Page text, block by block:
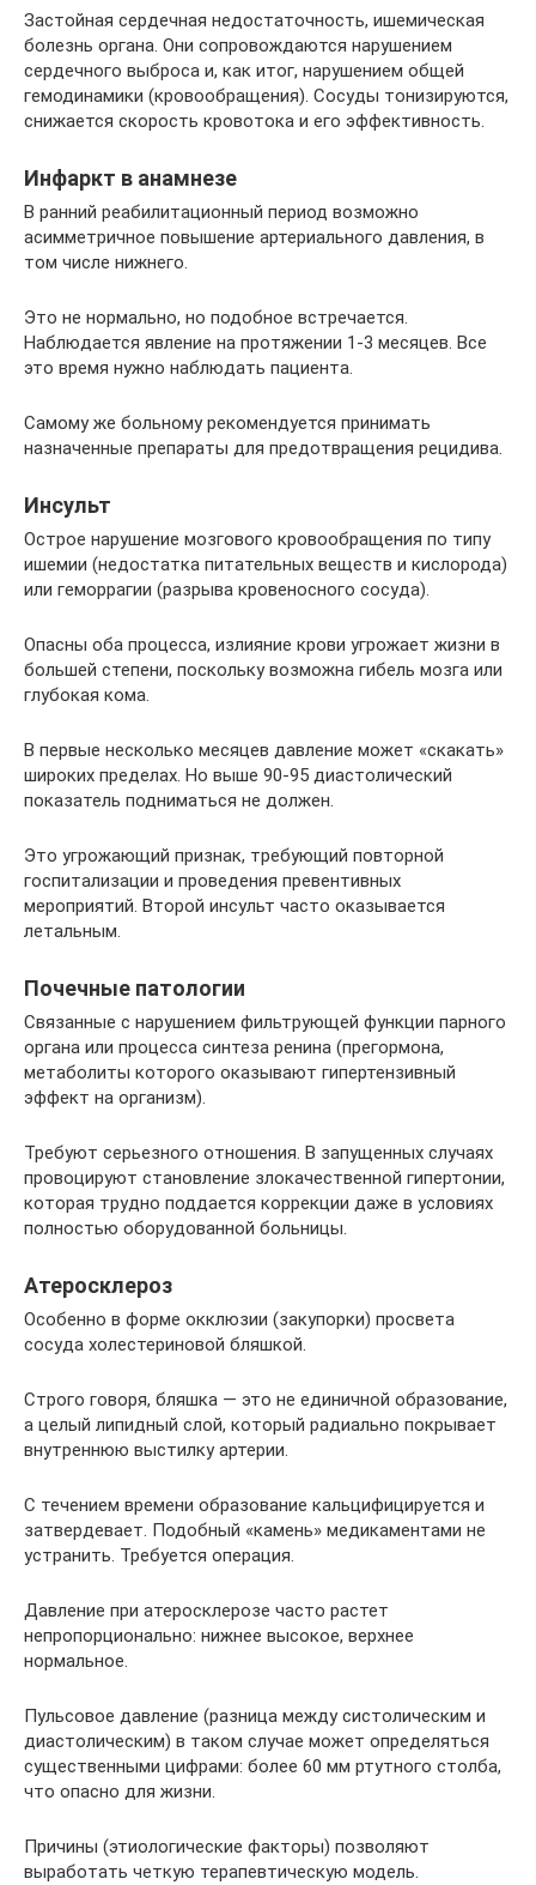
Застойная сердечная недостаточность, ишемическая
болезнь органа. Они сопровождаются нарушением
сердечного выброса и, как итог, нарушением общей
гемодинамики (кровообращения). Сосуды тонизируются,
снижается скорость кровотока и его эффективность.
Инфаркт в анамнезе
В ранний реабилитационный период возможно
асимметричное повышение артериального давления, в
том числе нижнего.
Это не нормально, но подобное встречается.
Наблюдается явление на протяжении 1-3 месяцев. Все
это время нужно наблюдать пациента.
Самому же больному рекомендуется принимать
назначенные препараты для предотвращения рецидива.
Инсульт
Острое нарушение мозгового кровообращения по типу
ишемии (недостатка питательных веществ и кислорода)
или геморрагии (разрыва кровеносного сосуда).
Опасны оба процесса, излияние крови угрожает жизни в
большей степени, поскольку возможна гибель мозга или
глубокая кома.
В первые несколько месяцев давление может «скакать»
широких пределах. Но выше 90-95 диастолический
показатель подниматься не должен.
Это угрожающий признак, требующий повторной
госпитализации и проведения превентивных
мероприятий. Второй инсульт часто оказывается
летальным.
Почечные патологии
Связанные с нарушением фильтрующей функции парного
органа или процесса синтеза ренина (прегормона,
метаболиты которого оказывают гипертензивный
эффект на организм).
Требуют серьезного отношения. В запущенных случаях
провоцируют становление злокачественной гипертонии,
которая трудно поддается коррекции даже в условиях
полностью оборудованной больницы.
Атеросклероз
Особенно в форме окклюзии (закупорки) просвета
сосуда холестериновой бляшкой.
Строго говоря, бляшка — это не единичной образование,
а целый липидный слой, который радиально покрывает
внутреннюю выстилку артерии.
С течением времени образование кальцифицируется и
затвердевает. Подобный «камень» медикаментами не
устранить. Требуется операция.
Давление при атеросклерозе часто растет
непропорционально: нижнее высокое, верхнее
нормальное.
Пульсовое давление (разница между систолическим и
диастолическим) в таком случае может определяться
существенными цифрами: более 60 мм ртутного столба,
что опасно для жизни.
Причины (этиологические факторы) позволяют
выработать четкую терапевтическую модель.